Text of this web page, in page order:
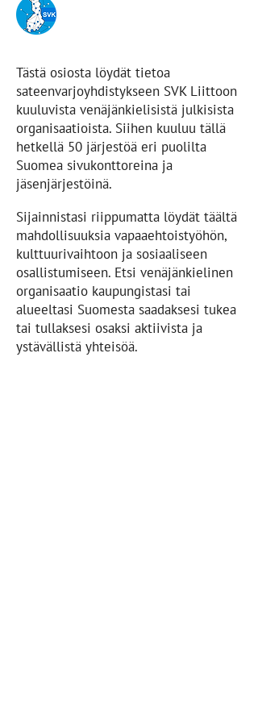
Tästä osiosta löydät tietoa
sateenvarjoyhdistykseen SVK Liittoon
kuuluvista venäjänkielisistä julkisista
organisaatioista. Siihen kuuluu tällä
hetkellä 50 järjestöä eri puolilta
Suomea sivukonttoreina ja
jäsenjärjestöinä.
Sijainnistasi riippumatta löydät täältä
mahdollisuuksia vapaaehtoistyöhön,
kulttuurivaihtoon ja sosiaaliseen
osallistumiseen. Etsi venäjänkielinen
organisaatio kaupungistasi tai
alueeltasi Suomesta saadaksesi tukea
tai tullaksesi osaksi aktiivista ja
ystävällistä yhteisöä.